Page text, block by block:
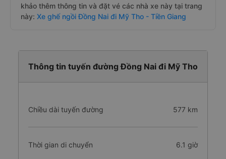
khảo thêm thông tin và đặt vé các nhà xe này tại trang
này: Xe ghế ngồi Đồng Nai đi Mỹ Tho - Tiền Giang
Thông tin tuyến đường Đồng Nai đi Mỹ Tho
Chiều dài tuyến đường 577 km
Thời gian di chuyển 6.1 giờ